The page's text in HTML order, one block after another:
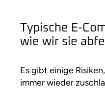
Typische E-
wie wir sie
Es gibt einige
immer wieder